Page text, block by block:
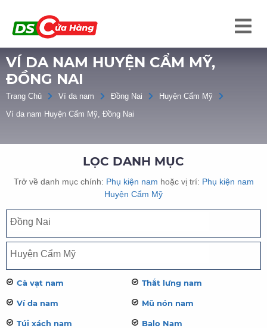
VÍ DA NAM HUYỆN CẨM MỸ,
ĐỒNG NAI
Trang Chủ Ví da nam Đồng Nai
Huyện Cẩm Mỹ
Ví da nam Huyện Cẩm Mỹ, Đồng Nai
LỌC DANH MỤC
Trở về danh mục chính: Phụ kiện nam hoặc vị trí: Phụ kiện nam
Huyện Cẩm Mỹ
Cà vạt nam Thắt lưng nam
Ví da nam Mũ nón nam
Túi xách nam Balo Nam